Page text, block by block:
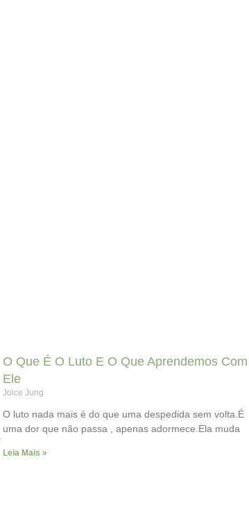
O Que É O Luto E O Que Aprendemos Com
Ele
Joice Jung
O luto nada mais é do que uma despedida sem volta.É
uma dor que não passa , apenas adormece.Ela muda
Leia Mais »